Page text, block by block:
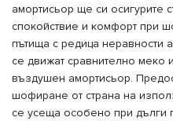
амортисьор ще си осигурите
спокойствие и комфорт при
пътища с редица неравности
се движат сравнително меко
въздушен амортисьор.
шофиране от страна на
се усеща особено при дълги